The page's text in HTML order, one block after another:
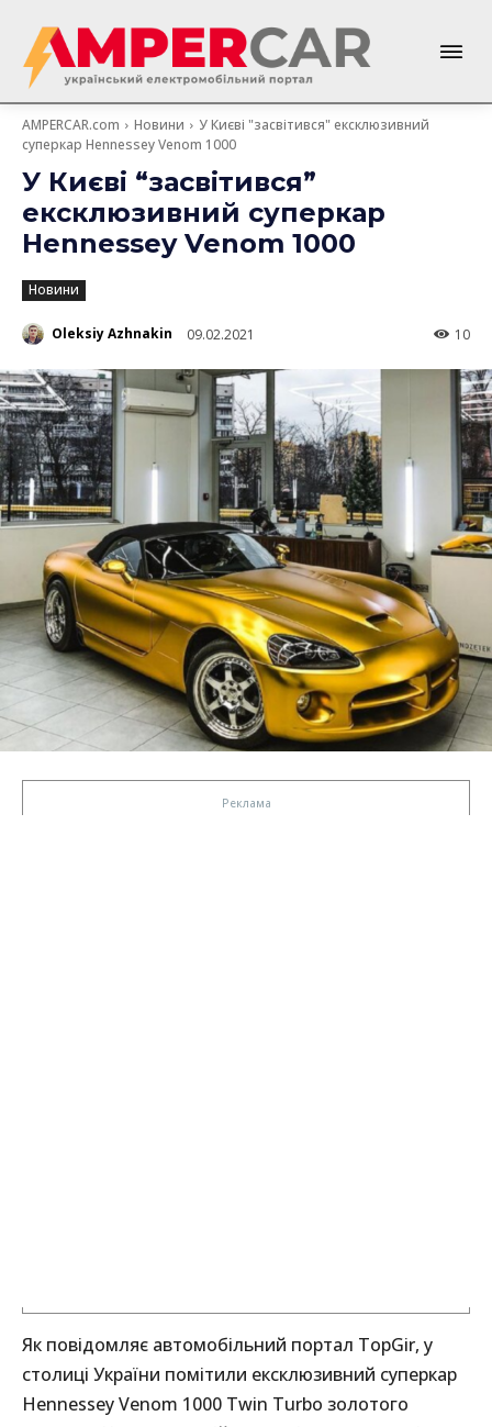
AMPERCAR.com Новини
У Києві "засвітився" ексклюзивний
суперкар Hennessey Venom 1000
У Києві “засвітився”
ексклюзивний суперкар
Hennessey Venom 1000
Новини
Oleksiy Azhnakin 09.02.2021 10
Як повідомляє автомобільний портал TopGir, у
столиці України помітили ексклюзивний суперкар
Hennessey Venom 1000 Twin Turbo золотого